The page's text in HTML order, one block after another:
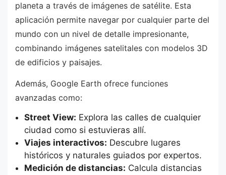
planeta a través de imágenes de satélite. Esta
aplicación permite navegar por cualquier parte del
mundo con un nivel de detalle impresionante,
combinando imágenes satelitales con modelos 3D
de edificios y paisajes.
Además, Google Earth ofrece funciones
avanzadas como:
Street View: Explora las calles de cualquier
ciudad como si estuvieras allí.
Viajes interactivos: Descubre lugares
históricos y naturales guiados por expertos.
Medición de distancias: Calcula distancias